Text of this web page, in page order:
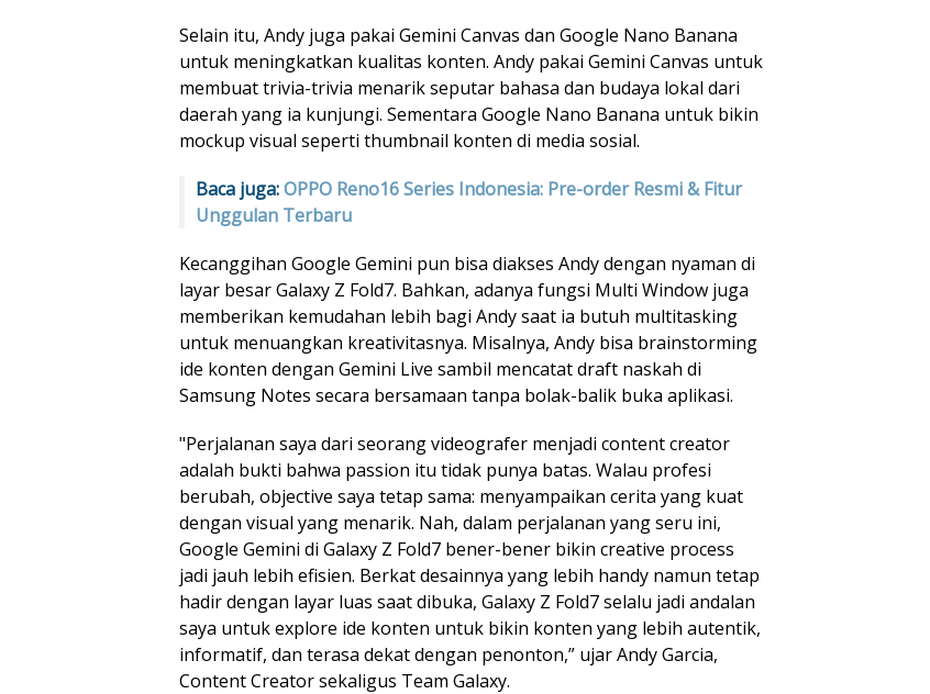
Selain itu, Andy juga pakai Gemini Canvas dan Google Nano Banana
untuk meningkatkan kualitas konten. Andy pakai Gemini Canvas untuk
membuat trivia-trivia menarik seputar bahasa dan budaya lokal dari
daerah yang ia kunjungi. Sementara Google Nano Banana untuk bikin
mockup visual seperti thumbnail konten di media sosial.
Baca juga:OPPO Reno16 Series Indonesia: Pre-order Resmi & Fitur
Unggulan Terbaru
Kecanggihan Google Gemini pun bisa diakses Andy dengan nyaman di
layar besar Galaxy Z Fold7. Bahkan, adanya fungsi Multi Window juga
memberikan kemudahan lebih bagi Andy saat ia butuh multitasking
untuk menuangkan kreativitasnya. Misalnya, Andy bisa brainstorming
ide konten dengan Gemini Live sambil mencatat draft naskah di
Samsung Notes secara bersamaan tanpa bolak-balik buka aplikasi.
"Perjalanan saya dari seorang videografer menjadi content creator
adalah bukti bahwa passion itu tidak punya batas. Walau profesi
berubah, objective saya tetap sama: menyampaikan cerita yang kuat
dengan visual yang menarik. Nah, dalam perjalanan yang seru ini,
Google Gemini di Galaxy Z Fold7 bener-bener bikin creative process
jadi jauh lebih efisien. Berkat desainnya yang lebih handy namun tetap
hadir dengan layar luas saat dibuka, Galaxy Z Fold7 selalu jadi andalan
saya untuk explore ide konten untuk bikin konten yang lebih autentik,
informatif, dan terasa dekat dengan penonton,” ujar Andy Garcia,
Content Creator sekaligus Team Galaxy.